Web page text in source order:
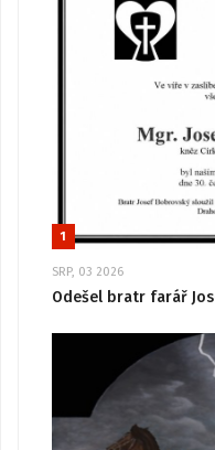
1
SRP, 03 2026
Odešel bratr farář